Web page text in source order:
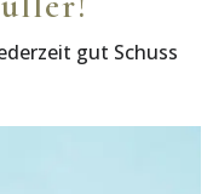
gut Schuss